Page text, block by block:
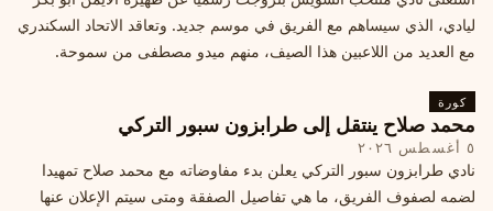
ليادي، الذي سيساهم مع الفريق في موسم جديد. وتعاقد الاتحاد السكندري
مع العديد من اللاعبين هذا الصيف، منهم ميدو مصطفى من سموحة.
كورة
محمد صلاح ينتقل إلى طرابزون سبور التركي
٥ أغسطس ٢٠٢٦
نادي طرابزون سبور التركي يعلن بدء مفاوضاته مع محمد صلاح تمهيدا
لضمه لصفوف الفريق، ما هي تفاصيل الصفقة ومتى سيتم الإعلان عنها